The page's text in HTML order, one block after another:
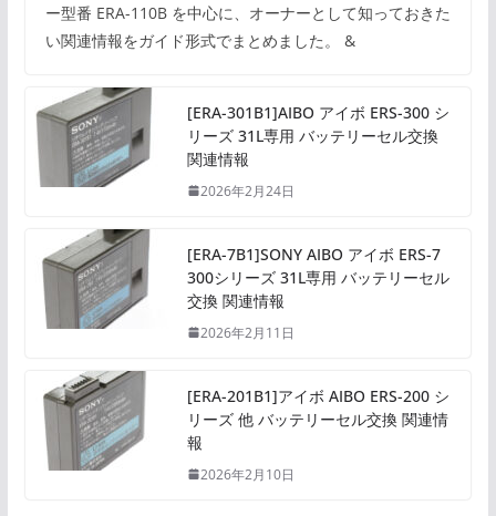
ー型番 ERA-110B を中心に、オーナーとして知っておきた
い関連情報をガイド形式でまとめました。 &
[ERA-301B1]AIBO アイボ ERS-300 シ
リーズ 31L専用 バッテリーセル交換
関連情報
2026年2月24日
[ERA-7B1]SONY AIBO アイボ ERS-7
300シリーズ 31L専用 バッテリーセル
交換 関連情報
2026年2月11日
[ERA-201B1]アイボ AIBO ERS-200 シ
リーズ 他 バッテリーセル交換 関連情
報
2026年2月10日